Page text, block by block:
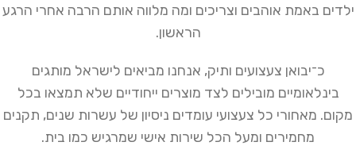
ילדים באמת אוהבים וצריכים ומה מלווה אותם הרבה אחרי הרגע
הראשון.
כ־יבואן צעצועים ותיק, אנחנו מביאים לישראל מותגים
בינלאומיים מובילים לצד מוצרים ייחודיים שלא תמצאו בכל
מקום. מאחורי כל צעצועי עומדים ניסיון של עשרות שנים, תקנים
מחמירים ומעל הכל שירות אישי שמרגיש כמו בית.